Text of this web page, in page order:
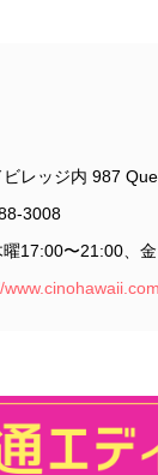
ビレッジ内 987
3008
曜17:00〜21:00、